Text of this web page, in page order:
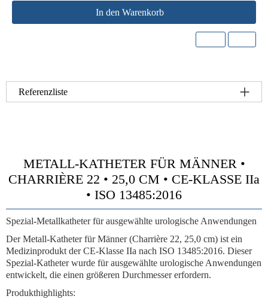
In den Warenkorb
Referenzliste
METALL-KATHETER FÜR MÄNNER •
CHARRIÈRE 22 • 25,0 CM • CE-KLASSE IIa
• ISO 13485:2016
Spezial-Metallkatheter für ausgewählte urologische Anwendungen
Der Metall-Katheter für Männer (Charrière 22, 25,0 cm) ist ein
Medizinprodukt derCE-Klasse IIa nach ISO 13485:2016. Dieser
Spezial-Katheter wurde für ausgewählte urologische Anwendungen
entwickelt, die einen größeren Durchmesser erfordern.
Produkthighlights: